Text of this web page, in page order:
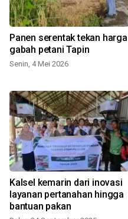
Panen serentak tekan harga
gabah petani Tapin
Senin, 4 Mei 2026
Kalsel kemarin dari inovasi
layanan pertanahan hingga
bantuan pakan